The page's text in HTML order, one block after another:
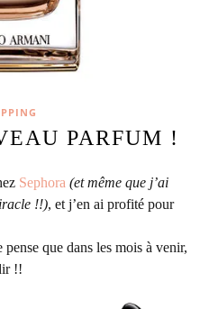
PARFUM !
Sephora (et même que j’ai
!!), et j’en ai profité pour
que dans les mois à venir,
!!